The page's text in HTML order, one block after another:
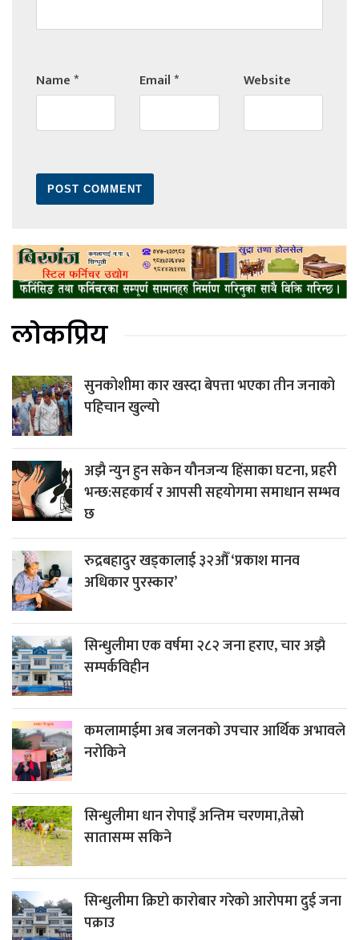
Name* Email* Website
लोकप्रिय
सुनकोशीमा कार खस्दा बेपत्ता भएका तीन जनाको
पहिचान खुल्यो
अझै न्युन हुन सकेन यौनजन्य हिंसाका घटना, प्रहरी
भन्छ:सहकार्य र आपसी सहयोगमा समाधान सम्भव
छ
रुद्रबहादुर खड्कालाई ३२औँ ‘प्रकाश मानव
अधिकार पुरस्कार’
सिन्धुलीमा एक वर्षमा २८२ जना हराए, चार अझै
सम्पर्कविहीन
कमलामाईमा अब जलनको उपचार आर्थिक अभावले
नरोकिने
सिन्धुलीमा धान रोपाइँ अन्तिम चरणमा,तेस्रो
सातासम्म सकिने
सिन्धुलीमा क्रिप्टो कारोबार गरेको आरोपमा दुई जना
पक्राउ